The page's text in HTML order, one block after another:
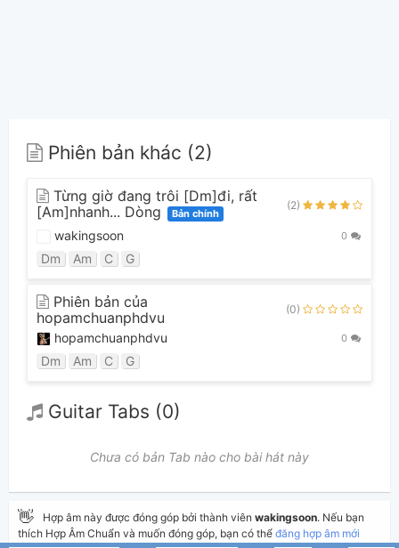
Phiên bản khác (2)
Từng giờ đang trôi [Dm]đi, rất
[Am]nhanh... Dòng
Bản chính
(2)
wakingsoon 0
Dm Am C G
Phiên bản của
hopamchuanphdvu
(0)
hopamchuanphdvu 0
Dm Am C G
Guitar Tabs (0)
Chưa có bản Tab nào cho bài hát này
👋 Hợp âm này được đóng góp bởi thành viên wakingsoon. Nếu bạn
thích Hợp Âm Chuẩn và muốn đóng góp, bạn có thể đăng hợp âm mới